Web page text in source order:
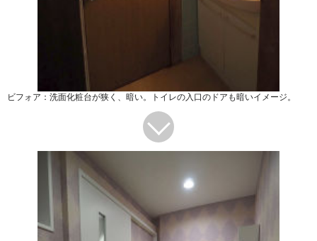
ビフォア：洗面化粧台が狭く、暗い。トイレの入口のドアも暗いイメージ。